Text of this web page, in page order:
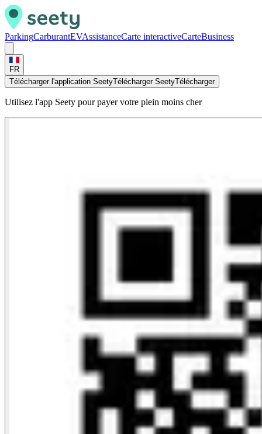
ParkingCarburantEVAssistanceCarte interactiveCarteBusiness
FR
Télécharger l'application SeetyTélécharger SeetyTélécharger
Utilisez l'app Seety pour payer votre plein moins cher